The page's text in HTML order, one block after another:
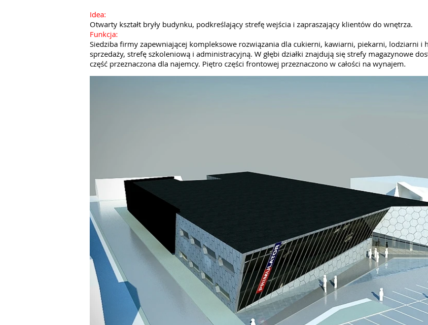
Idea:
Otwarty kształt bryły budynku, podkreślający strefę wejścia i zapraszający klientów do wnętrza.
Funkcja:
Siedziba firmy zapewniającej kompleksowe rozwiązania dla cukierni, kawiarni, piekarni, lodziarni i
sprzedaży, strefę szkoleniową i administracyjną. W głębi działki znajdują się strefy magazynowe
część przeznaczona dla najemcy. Piętro części frontowej przeznaczono w całości na wynajem.